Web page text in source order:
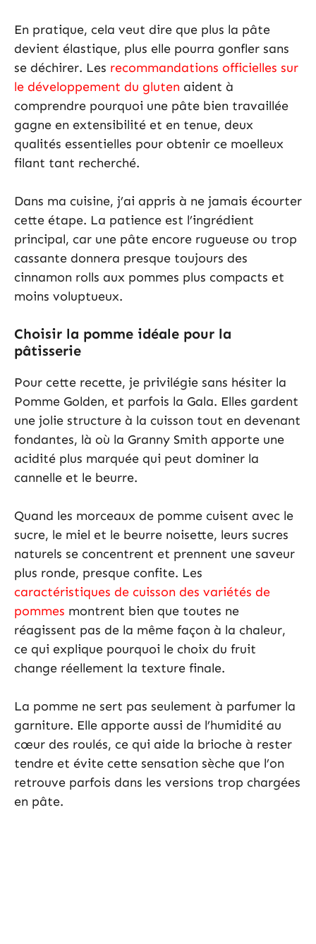
En pratique, cela veut dire que plus la pâte
devient élastique, plus elle pourra gonfler sans
se déchirer. Les recommandations officielles sur
le développement du gluten aident à
comprendre pourquoi une pâte bien travaillée
gagne en extensibilité et en tenue, deux
qualités essentielles pour obtenir ce moelleux
filant tant recherché.
Dans ma cuisine, j’ai appris à ne jamais écourter
cette étape. La patience est l’ingrédient
principal, car une pâte encore rugueuse ou trop
cassante donnera presque toujours des
cinnamon rolls aux pommes plus compacts et
moins voluptueux.
Choisir la pomme idéale pour la
pâtisserie
Pour cette recette, je privilégie sans hésiter la
Pomme Golden, et parfois la Gala. Elles gardent
une jolie structure à la cuisson tout en devenant
fondantes, là où la Granny Smith apporte une
acidité plus marquée qui peut dominer la
cannelle et le beurre.
Quand les morceaux de pomme cuisent avec le
sucre, le miel et le beurre noisette, leurs sucres
naturels se concentrent et prennent une saveur
plus ronde, presque confite. Les
caractéristiques de cuisson des variétés de
pommes montrent bien que toutes ne
réagissent pas de la même façon à la chaleur,
ce qui explique pourquoi le choix du fruit
change réellement la texture finale.
La pomme ne sert pas seulement à parfumer la
garniture. Elle apporte aussi de l’humidité au
cœur des roulés, ce qui aide la brioche à rester
tendre et évite cette sensation sèche que l’on
retrouve parfois dans les versions trop chargées
en pâte.